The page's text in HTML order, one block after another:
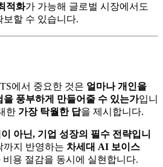
적화가 가능해 글로벌 시장에서도
보할 수 있습니다.
에서 중요한 것은 얼마나 개인을
풍부하게 만들어줄 수 있는가입니
한 가장 탁월한 답을 제시합니다.
아닌, 기업 성장의 필수 전략입니
까지 반영하는 차세대 AI 보이스
비용 절감을 동시에 실현합니다.